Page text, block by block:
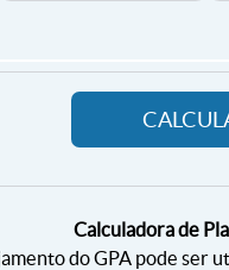
Calculadora de
do GPA pode ser